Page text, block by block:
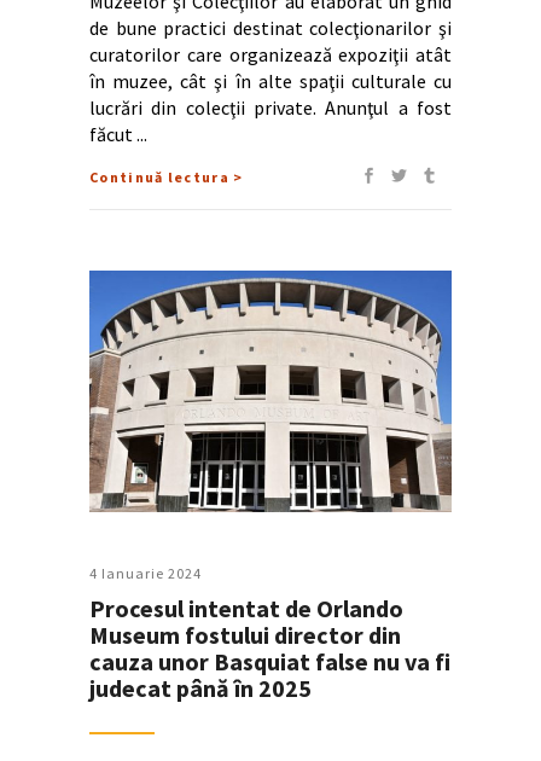
de bune practici destinat colecţionarilor şi
curatorilor care organizează expoziţii atât
în muzee, cât şi în alte spaţii culturale cu
lucrări din colecţii private. Anunţul a fost
făcut
Continuă lectura >
4 Ianuarie 2024
Procesul intentat de Orlando
Museum fostului director din
cauza unor Basquiat false nu va fi
judecat până în 2025